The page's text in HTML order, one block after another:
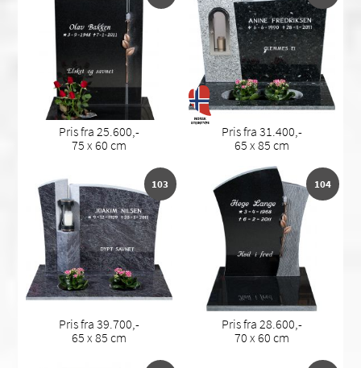
Pris fra 25.600,-
75 x 60 cm
Pris fra 31.400,-
65 x 85 cm
103
Pris fra 39.700,-
65 x 85 cm
104
Pris fra 28.600,-
70 x 60 cm